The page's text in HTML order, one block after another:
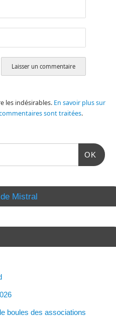
les indésirables. En savoir plus sur
sont traitées.
OK
Mistral
boules des associations